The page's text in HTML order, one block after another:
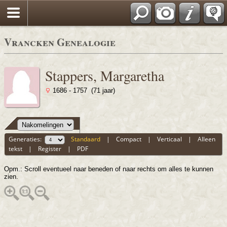
Vrancken Genealogie
Stappers, Margaretha
1686 - 1757 (71 jaar)
Generaties: Standaard |Compact |Verticaal |Alleen
tekst | Register | PDF
Opm.: Scroll eventueel naar beneden of naar rechts om alles te kunnen
zien.